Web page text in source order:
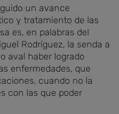
un avance
y tratamiento de las
es, en palabras del
Rodríguez, la senda a
aval haber logrado
enfermedades, que
cuando no la
con las que poder